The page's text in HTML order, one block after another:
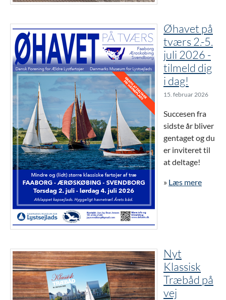
Øhavet på
tværs 2.-5.
juli 2026 -
tilmeld dig
i dag!
15. februar 2026
Succesen fra
sidste år bliver
gentaget og du
er inviteret til
at deltage!
» Læs mere
Nyt
Klassisk
Træbåd på
vej